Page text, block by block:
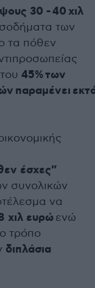
30 - 40 χιλ
των
τα πόθεν
45% των
παραμένει
έσχες”
συνολικών
να
χιλ ευρώενώ
τρόπο
διπλάσια